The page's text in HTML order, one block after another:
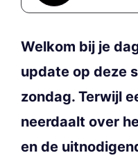
Welkom bij je
update op deze
zondag. Terwijl
neerdaalt over
en de